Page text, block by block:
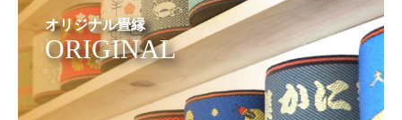
オリジナル畳縁
ORIGINAL